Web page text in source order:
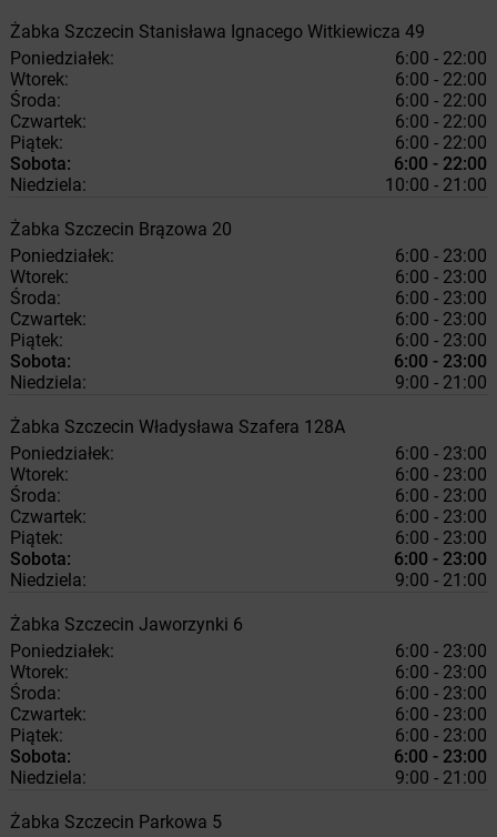
Żabka Szczecin Stanisława Ignacego Witkiewicza 49
Poniedziałek:
6:00 - 22:00
Wtorek:
6:00 - 22:00
Środa:
6:00 - 22:00
Czwartek:
6:00 - 22:00
Piątek:
6:00 - 22:00
Sobota:
6:00 - 22:00
Niedziela:
10:00 - 21:00
Żabka Szczecin Brązowa 20
Poniedziałek:
6:00 - 23:00
Wtorek:
6:00 - 23:00
Środa:
6:00 - 23:00
Czwartek:
6:00 - 23:00
Piątek:
6:00 - 23:00
Sobota:
6:00 - 23:00
Niedziela:
9:00 - 21:00
Żabka Szczecin Władysława Szafera 128A
Poniedziałek:
6:00 - 23:00
Wtorek:
6:00 - 23:00
Środa:
6:00 - 23:00
Czwartek:
6:00 - 23:00
Piątek:
6:00 - 23:00
Sobota:
6:00 - 23:00
Niedziela:
9:00 - 21:00
Żabka Szczecin Jaworzynki 6
Poniedziałek:
6:00 - 23:00
Wtorek:
6:00 - 23:00
Środa:
6:00 - 23:00
Czwartek:
6:00 - 23:00
Piątek:
6:00 - 23:00
Sobota:
6:00 - 23:00
Niedziela:
9:00 - 21:00
Żabka Szczecin Parkowa 5